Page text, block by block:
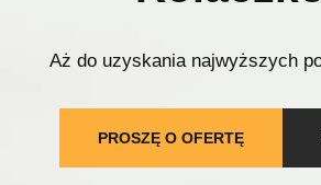
Aż do uzyskania najwyższych
PROSZĘ O OFERTĘ